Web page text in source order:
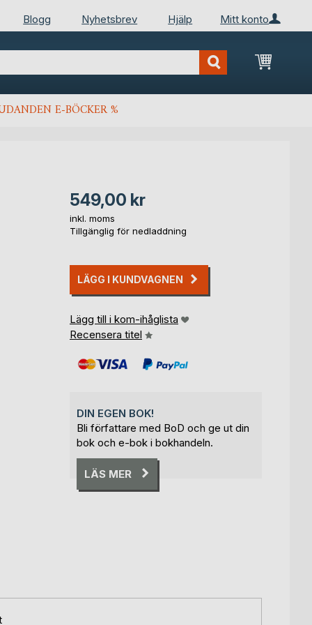
Mitt konto
Blogg Nyhetsbrev Hjälp
Min
E-BÖCKER %
549,00 kr
inkl. moms
Tillgänglig för nedladdning
LÄGG I KUNDVAGNEN
Lägg till i kom-ihåglista
Recensera titel
DIN EGEN BOK!
Bli författare med BoD och ge ut din
bok och e-bok i bokhandeln.
LÄS MER